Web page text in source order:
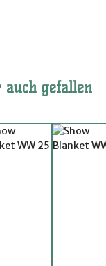
auch gefallen